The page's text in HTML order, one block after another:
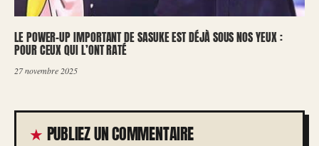
LE POWER-UP IMPORTANT DE SASUKE EST DÉJÀ SOUS NOS YEUX :
POUR CEUX QUI L’ONT RATÉ
27 novembre 2025
PUBLIEZ UN COMMENTAIRE